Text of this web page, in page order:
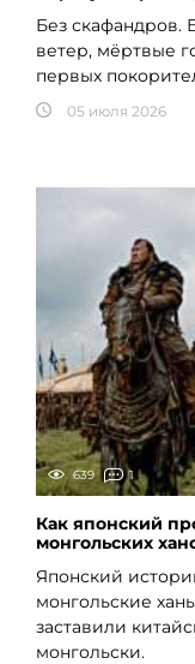
Без скафандров.
ветер, мёртвые
первых
05 июля 2026
639 1
Как японский
монгольских
Японский
монгольские
заставили
монгольски.